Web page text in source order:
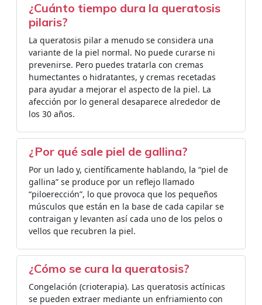
¿Cuánto tiempo dura la queratosis
pilaris?
La queratosis pilar a menudo se considera una
variante de la piel normal. No puede curarse ni
prevenirse. Pero puedes tratarla con cremas
humectantes o hidratantes, y cremas recetadas
para ayudar a mejorar el aspecto de la piel. La
afección por lo general desaparece alrededor de
los 30 años.
¿Por qué sale piel de gallina?
Por un lado y, científicamente hablando, la “piel de
gallina” se produce por un reflejo llamado
“piloerección”, lo que provoca que los pequeños
músculos que están en la base de cada capilar se
contraigan y levanten así cada uno de los pelos o
vellos que recubren la piel.
¿Cómo se cura la queratosis?
Congelación (crioterapia). Las queratosis actínicas
se pueden extraer mediante un enfriamiento con